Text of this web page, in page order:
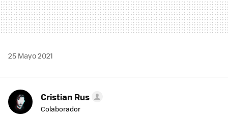
25 Mayo 2021
Cristian Rus
Colaborador